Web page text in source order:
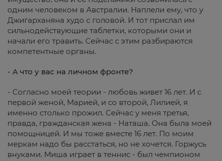
одним человеком в Австралии. Наплели ему, что у
Джигарханяна худо с головой. И тот прислал им
сильнодействующие таблетки, которыми они и
начали его травить. Сейчас с этим разбираются
компетентные органы.
- А что у вас на личном фронте?
- Согласно моей теории - любовь живет 16 лет. И с
первой женой, Марией, и со второй, Лилией, я
именно столько прожил. Сейчас у меня третья,
правда, гражданская жена - Наташа. Она была моей
помощницей. И мы тоже вместе 16 лет. По моим
меркам надо бы расстаться, но не хочется. Горжусь
внуками. Миша играет в теннис - был чемпионом